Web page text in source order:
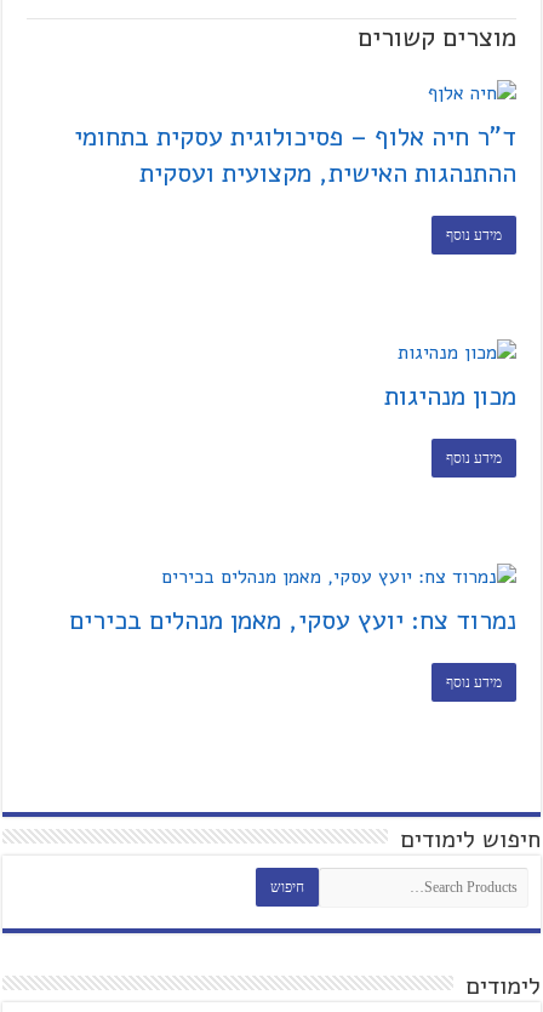
מוצרים קשורים
ד"ר חיה אלוף – פסיכולוגית עסקית בתחומי
ההתנהגות האישית, מקצועית ועסקית
מידע נוסף
מכון מנהיגות
מידע נוסף
נמרוד צח: יועץ עסקי, מאמן מנהלים בכירים
מידע נוסף
חיפוש לימודים
לימודים